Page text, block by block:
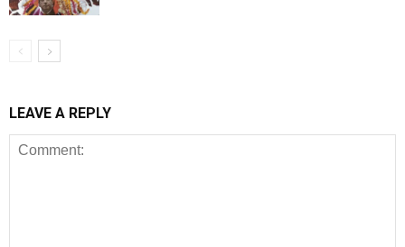
LEAVE A REPLY